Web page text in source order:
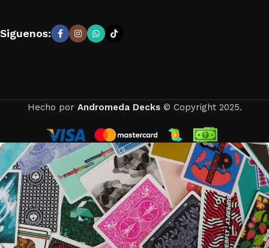
Siguenos:
Hecho por Andromeda Decks© Copyright 2025.